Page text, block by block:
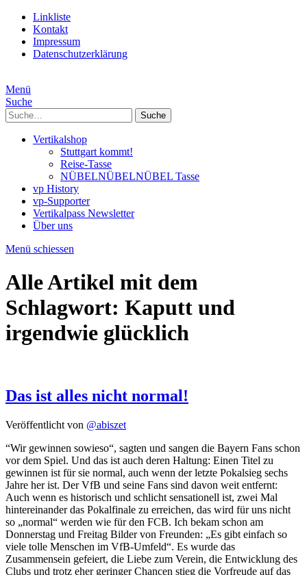
Linkliste
Kontakt
Impressum
Datenschutzerklärung
Menü
Suche
Suche
Vertikalshop
Stuttgart kommt!
Reise-Tasse
NÜBELNÜBELNÜBEL Tasse
vp History
vp-Supporter
Vertikalpass Newsletter
Über uns
Menü schiessen
Alle Artikel mit dem
Schlagwort: Kaputt und
irgendwie glücklich
Das ist alles nicht normal!
Veröffentlicht von @abiszet
“Wir gewinnen sowieso“, sagten und sangen die Bayern Fans schon
vor dem Spiel. Und das ist auch deren Haltung: Einen Titel zu
gewinnen ist für sie normal, auch wenn der letzte Pokalsieg sechs
Jahre her ist. Der VfB und seine Fans sind davon weit entfernt:
Auch wenn es historisch und schlicht sensationell ist, zwei Mal
hintereinander das Pokalfinale zu erreichen, das wird für uns nicht
so „normal“ werden wie für den FCB. Ich bekam schon am
Donnerstag und Freitag Bilder von Freunden: „Es gibt einfach so
viele tolle Menschen im VfB-Umfeld“. Es wurde das
Zusammensein gefeiert, die Liebe zum Verein, die Entwicklung des
Clubs und trotz eher geringer Chancen stieg die Vorfreude auf das